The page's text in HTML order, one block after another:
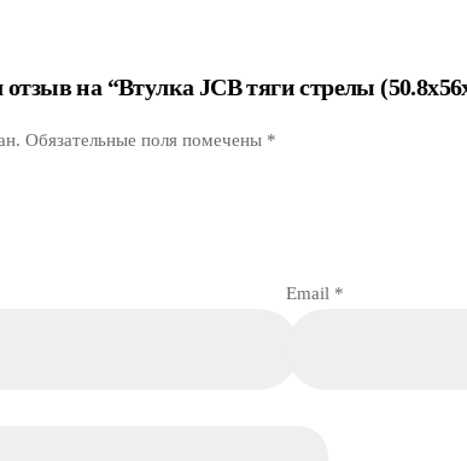
на “Втулка JCB тяги стрелы
Обязательные поля помечены *
Email *